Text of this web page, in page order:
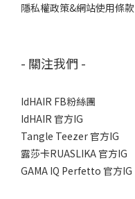
隱私權政策&網站使用條款
- 關注我們 -
IdHAIR FB粉絲團
IdHAIR 官方IG
Tangle Teezer 官方IG
露莎卡RUASLIKA 官方IG
GAMA IQ Perfetto 官方IG